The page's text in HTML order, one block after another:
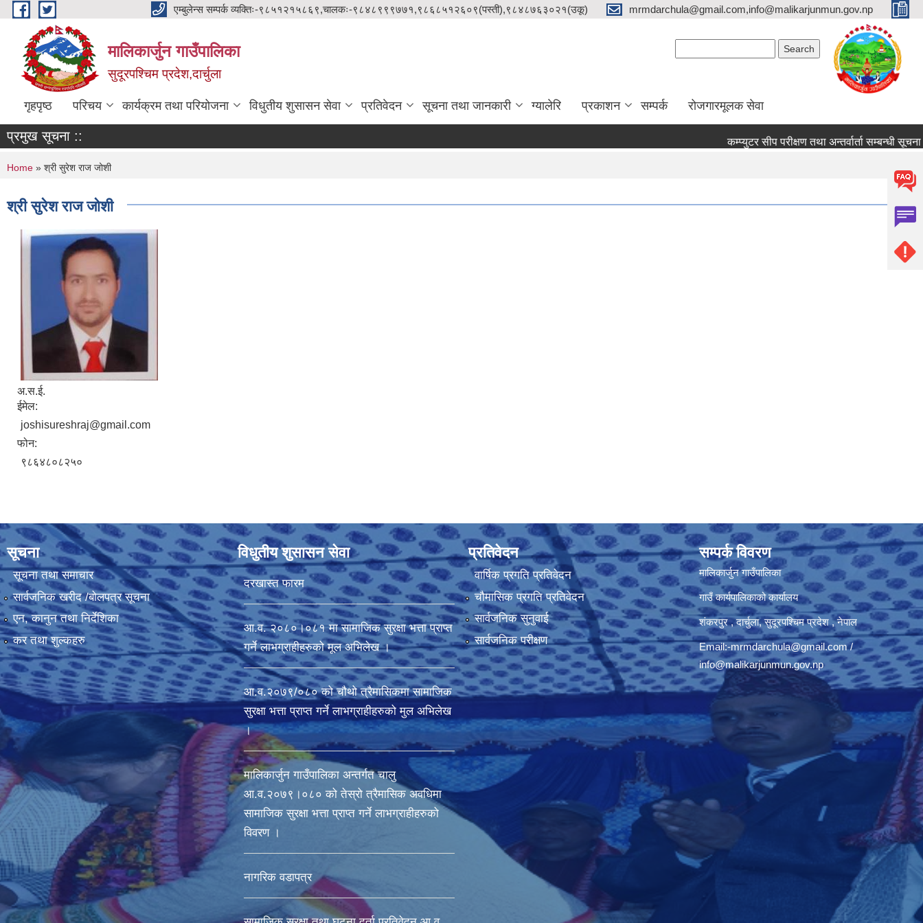
Skip to main content एम्बुलेन्स सम्पर्क व्यक्तिः-९८५१२१५८६९,चालकः-९८४८९९९७७१,९८६८५१२६०९(पस्ती),९८४८७६३०२१(उकू) mrmdarchula@gmail.com,info@malikarjunmun.gov.np
मालिकार्जुन गाउँपालिका
सुदूरपश्चिम प्रदेश,दार्चुला
गृहपृष्ठ परिचय कार्यक्रम तथा परियोजना विधुतीय शुसासन सेवा प्रतिवेदन सूचना तथा जानकारी ग्यालेरि प्रकाशन सम्पर्क रोजगारमूलक सेवा
प्रमुख सूचना :: कम्प्युटर सीप परीक्षण तथा अन्तर्वार्ता सम्बन्धी सूचना
You are here
Home » श्री सुरेश राज जोशी
श्री सुरेश राज जोशी
अ.स.ई.
ईमेल:
joshisureshraj@gmail.com
फोन:
९८६४८०८२५०
सूचना
सूचना तथा समाचार
सार्वजनिक खरीद /बोलपत्र सूचना
एन, कानुन तथा निर्देशिका
कर तथा शुल्कहरु
विधुतीय शुसासन सेवा
दरखास्त फारम
आ.व. २०८०।०८१ मा सामाजिक सुरक्षा भत्ता प्राप्त
गर्ने लाभग्राहीहरुको मूल अभिलेख ।
आ.व.२०७९/०८० को चौथो त्रैमासिकमा सामाजिक
सुरक्षा भत्ता प्राप्त गर्ने लाभग्राहीहरुको मुल अभिलेख
।
मालिकार्जुन गाउँपालिका अन्तर्गत चालु
आ‍.व.२०७९।०८० को तेस्रो त्रैमासिक अवधिमा
सामाजिक सुरक्षा भत्ता प्राप्त गर्ने लाभग्राहीहरुको
विवरण ।
नागरिक वडापत्र
प्रतिवेदन
वार्षिक प्रगति प्रतिवेदन
चौमासिक प्रगति प्रतिवेदन
सार्वजनिक सुनुवाई
सार्वजनिक परीक्षण
सम्पर्क विवरण
मालिकार्जुन गाउँपालिका
गाउँ कार्यपालिकाको कार्यालय
शंकरपुर , दार्चुला, सुदूरपश्चिम प्रदेश , नेपाल
Email:-mrmdarchula@gmail.com/
info@malikarjunmun.gov.np